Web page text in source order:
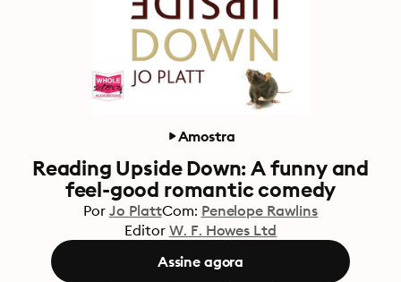
Amostra
Reading Upside Down: A funny and
feel-good romantic comedy
Por Jo PlattCom: Penelope Rawlins
Editor W. F. Howes Ltd
Assine agora